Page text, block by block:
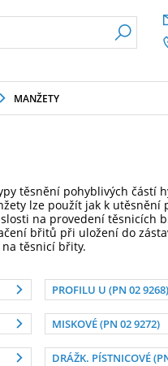
MANŽETY
těsnění pohyblivých částí
lze použít jak k
na provedení těsnicích
břitů při uložení do
těsnicí břity.
PROFILU U (PN 02 9268)
MISKOVÉ (PN 02 9272)
DRÁŽK. PÍSTNICOVÉ